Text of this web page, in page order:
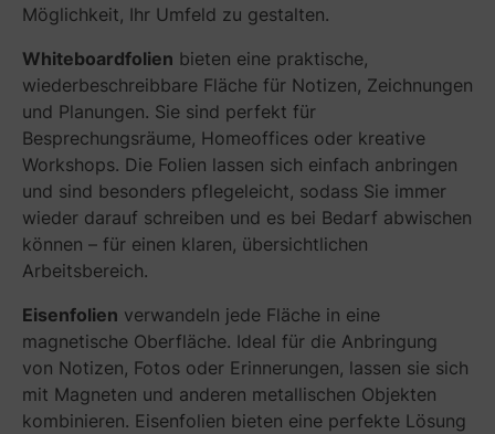
Möglichkeit, Ihr Umfeld zu gestalten.
Whiteboardfolien bieten eine praktische,
wiederbeschreibbare Fläche für Notizen, Zeichnungen
und Planungen. Sie sind perfekt für
Besprechungsräume, Homeoffices oder kreative
Workshops. Die Folien lassen sich einfach anbringen
und sind besonders pflegeleicht, sodass Sie immer
wieder darauf schreiben und es bei Bedarf abwischen
können – für einen klaren, übersichtlichen
Arbeitsbereich.
Eisenfolien verwandeln jede Fläche in eine
magnetische Oberfläche. Ideal für die Anbringung
von Notizen, Fotos oder Erinnerungen, lassen sie sich
mit Magneten und anderen metallischen Objekten
kombinieren. Eisenfolien bieten eine perfekte Lösung